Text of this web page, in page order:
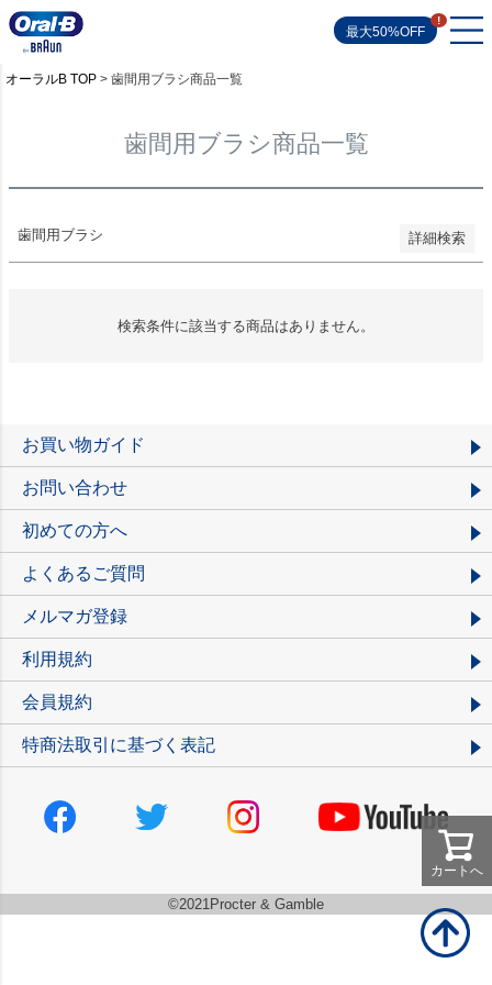
最大50%OFF
オーラルB TOP 歯間用ブラシ商品一覧
歯間用ブラシ商品一覧
歯間用ブラシ 詳細検索
新着順
価格が高い順
キーワードヒット順
検索
検索条件に該当する商品はありません。
カートへ
お買い物ガイド
お問い合わせ
初めての方へ
よくあるご質問
メルマガ登録
利用規約
会員規約
特商法取引に基づく表記
©2021Procter & Gamble